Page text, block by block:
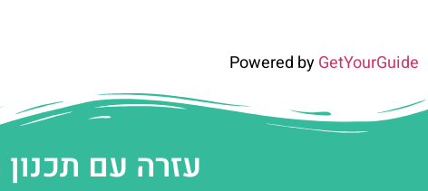
Powered byGetYourGuide
עזרה עם